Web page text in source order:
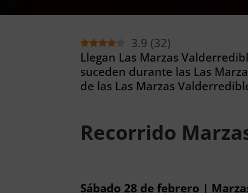
3.9 (32)
Llegan Las Marzas
suceden durante las Las
de las Las Marzas
Recorrido
Sábado 28 de febrero |